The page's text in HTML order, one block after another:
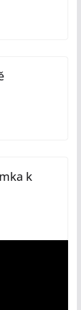
k